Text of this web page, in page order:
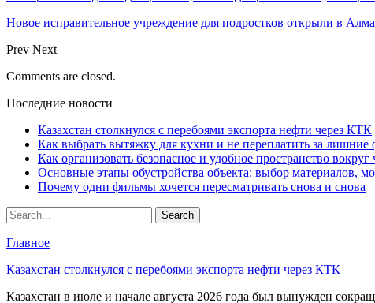
Новое исправительное учреждение для подростков открыли в
Prev Next
Comments are closed.
Последние новости
Казахстан столкнулся с перебоями экспорта нефти через КТК
Как выбрать вытяжку для кухни и не переплатить за лишние
Как организовать безопасное и удобное пространство вокруг
Основные этапы обустройства объекта: выбор материалов,
Почему одни фильмы хочется пересматривать снова и снова
Главное
Казахстан столкнулся с перебоями экспорта нефти через КТК
Казахстан в июле и начале августа 2026 года был вынужден